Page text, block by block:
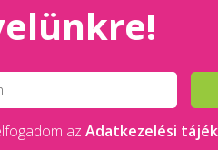
az Adatkezelési